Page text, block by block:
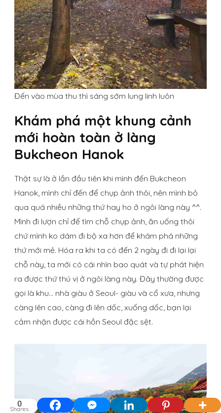
Đến vào mùa thu thì sáng sớm lung linh luôn
Khám phá một khung cảnh
mới hoàn toàn ở làng
Bukcheon Hanok
Thật sự là ở lần đầu tiên khi mình đến Bukcheon
Hanok, mình chỉ đến để chụp ảnh thôi, nên mình bỏ
qua quá nhiều những thứ hay ho ở ngôi làng này ^^.
Mình đi lượn chỉ để tìm chỗ chụp ảnh, ăn uống thôi
chứ mình ko dám đi bộ xa hơn để khám phá những
thứ mới mẻ. Hóa ra khi ta có đến 2 ngày đi đi lại lại
chỗ này, ta mới có cái nhìn bao quát và tự phát hiện
ra được thứ thú vị ở ngôi làng này. Đây thường được
gọi là khu… nhà giàu ở Seoul- giàu và cổ xưa, nhưng
càng lên cao, càng đi lên dốc, xuống dốc, bạn lại
cảm nhận được cái hồn Seoul đặc sệt.
0
Shares